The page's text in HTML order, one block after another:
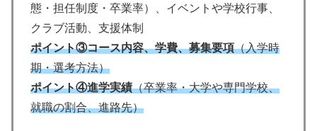
態・担任制度・卒業率）、イベントや学校行事、
クラブ活動、支援体制
ポイント③コース内容、学費、募集要項（入学時
期・選考方法）
ポイント④進学実績（卒業率・大学や専門学校、
就職の割合、進路先）